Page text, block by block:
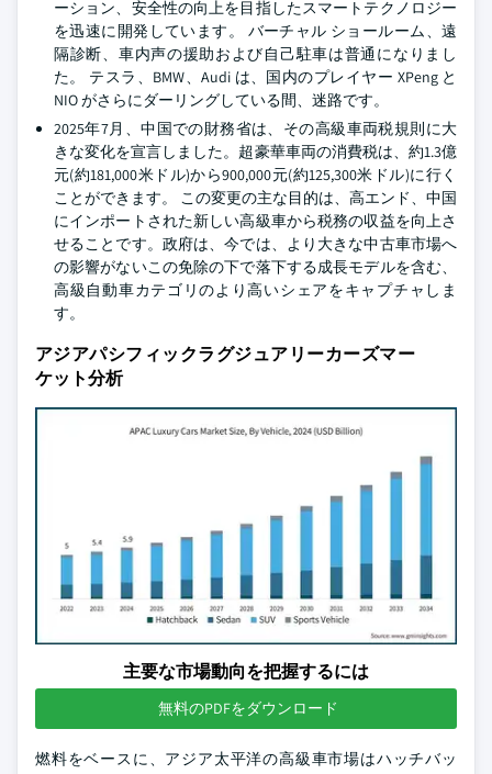
ーション、安全性の向上を目指したスマートテクノロジー
を迅速に開発しています。 バーチャル ショールーム、遠
隔診断、車内声の援助および自己駐車は普通になりまし
た。 テスラ、BMW、Audi は、国内のプレイヤー XPeng と
NIO がさらにダーリングしている間、迷路です。
2025年7月、中国での財務省は、その高級車両税規則に大
きな変化を宣言しました。超豪華車両の消費税は、約1.3億
元(約181,000米ドル)から900,000元(約125,300米ドル)に行く
ことができます。 この変更の主な目的は、高エンド、中国
にインポートされた新しい高級車から税務の収益を向上さ
せることです。政府は、今では、より大きな中古車市場へ
の影響がないこの免除の下で落下する成長モデルを含む、
高級自動車カテゴリのより高いシェアをキャプチャしま
す。
アジアパシフィックラグジュアリーカーズマー
ケット分析
主要な市場動向を把握するには
無料のPDFをダウンロード
燃料をベースに、アジア太平洋の高級車市場はハッチバッ